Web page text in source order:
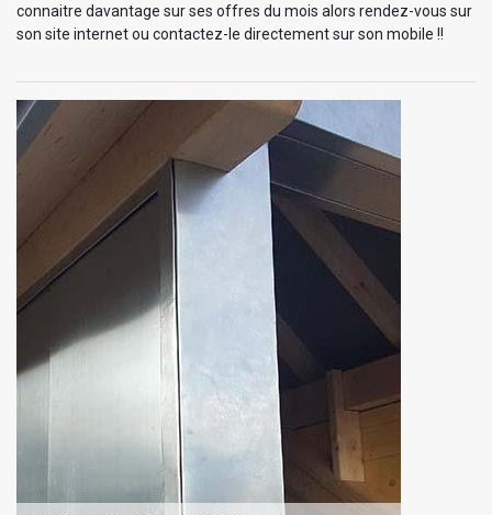
connaitre davantage sur ses offres du mois alors rendez-vous sur
son site internet ou contactez-le directement sur son mobile !!